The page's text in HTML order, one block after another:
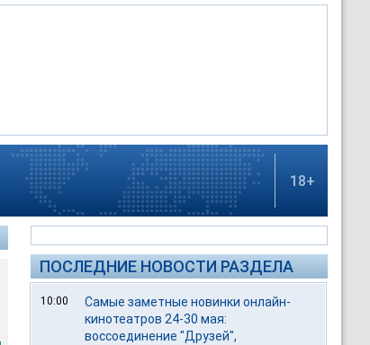
18+
ПОСЛЕДНИЕ НОВОСТИ РАЗДЕЛА
10:00
Самые заметные новинки онлайн-
кинотеатров 24-30 мая:
воссоединение "Друзей",